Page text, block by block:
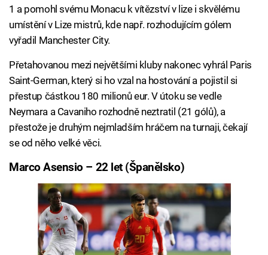
1 a pomohl svému Monacu k vítězství v lize i skvělému
umístění v Lize mistrů, kde např. rozhodujícím gólem
vyřadil Manchester City.
Přetahovanou mezi největšími kluby nakonec vyhrál Paris
Saint-German, který si ho vzal na hostování a pojistil si
přestup částkou 180 milionů eur. V útoku se vedle
Neymara a Cavaniho rozhodně neztratil (21 gólů), a
přestože je druhým nejmladším hráčem na turnaji, čekají
se od něho velké věci.
Marco Asensio – 22 let (Španělsko)